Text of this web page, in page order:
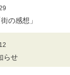
の感想」
らせ